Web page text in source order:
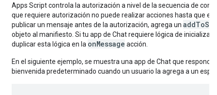
Apps Script controla la autorización a nivel de la secuencia de
que requiere autorización no puede realizar acciones hasta que el
publicar un mensaje antes de la autorización, agrega un
objeto al manifiesto. Si tu app de Chat requiere lógica de
duplicar esta lógica en la onMessage acción.
En el siguiente ejemplo, se muestra una app de Chat que
bienvenida predeterminado cuando un usuario la agrega a un